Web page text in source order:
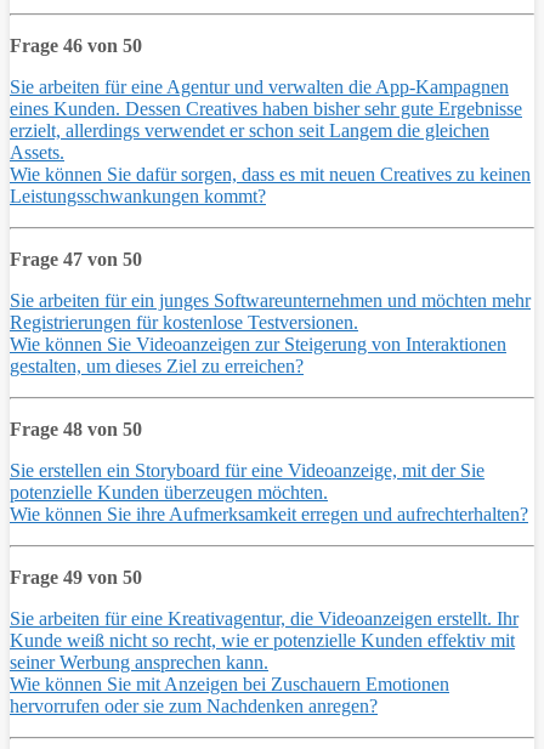
Frage 46 von 50
Sie arbeiten für eine Agentur und verwalten die App-Kampagnen
eines Kunden. Dessen Creatives haben bisher sehr gute Ergebnisse
erzielt, allerdings verwendet er schon seit Langem die gleichen
Assets.
Wie können Sie dafür sorgen, dass es mit neuen Creatives zu keinen
Leistungsschwankungen kommt?
Frage 47 von 50
Sie arbeiten für ein junges Softwareunternehmen und möchten mehr
Registrierungen für kostenlose Testversionen.
Wie können Sie Videoanzeigen zur Steigerung von Interaktionen
gestalten, um dieses Ziel zu erreichen?
Frage 48 von 50
Sie erstellen ein Storyboard für eine Videoanzeige, mit der Sie
potenzielle Kunden überzeugen möchten.
Wie können Sie ihre Aufmerksamkeit erregen und aufrechterhalten?
Frage 49 von 50
Sie arbeiten für eine Kreativagentur, die Videoanzeigen erstellt. Ihr
Kunde weiß nicht so recht, wie er potenzielle Kunden effektiv mit
seiner Werbung ansprechen kann.
Wie können Sie mit Anzeigen bei Zuschauern Emotionen
hervorrufen oder sie zum Nachdenken anregen?